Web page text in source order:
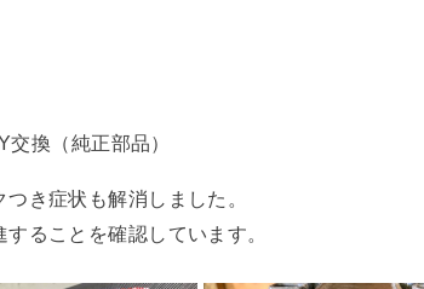
換（純正部品）
き症状も解消しました。
ることを確認しています。